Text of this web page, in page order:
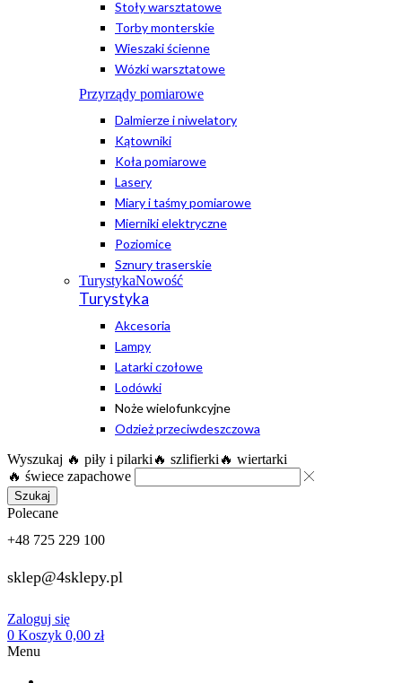
Stoły warsztatowe
Torby monterskie
Wieszaki ścienne
Wózki warsztatowe
Przyrządy pomiarowe
Dalmierze i niwelatory
Kątowniki
Koła pomiarowe
Lasery
Miary i taśmy pomiarowe
Mierniki elektryczne
Poziomice
Sznury traserskie
TurystykaNowość
Turystyka
Akcesoria
Lampy
Latarki czołowe
Lodówki
Noże wielofunkcyjne
Odzież przeciwdeszczowa
Wyszukaj 🔥 piły i pilarki 🔥 szlifierki 🔥 wiertarki
🔥 świece zapachowe
Szukaj
Polecane
+48 725 229 100
sklep@4sklepy.pl
Zaloguj się
0 Koszyk 0,00 zł
Menu